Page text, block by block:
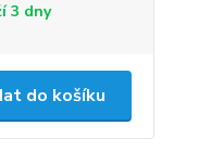
3 dny
do košíku